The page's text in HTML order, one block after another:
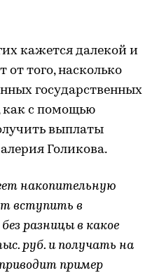
кажется далекой и
того, насколько
государственных
как с помощью
выплаты
Голикова.
накопительную
вступить в
разницы в какое
руб. и получать на
пример